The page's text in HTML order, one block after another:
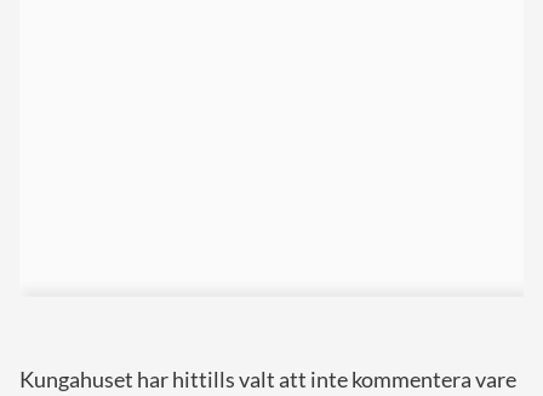
Kungahuset har hittills valt att inte kommentera vare